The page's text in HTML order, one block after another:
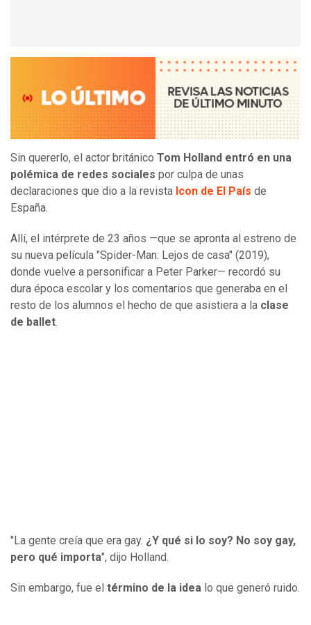
Sin quererlo, el actor británico Tom Holland entró en una
polémica de redes sociales por culpa de unas
declaraciones que dio a la revista Icon de El País de
España.
Allí, el intérprete de 23 años —que se apronta al estreno de
su nueva película "Spider-Man: Lejos de casa" (2019),
donde vuelve a personificar a Peter Parker— recordó su
dura época escolar y los comentarios que generaba en el
resto de los alumnos el hecho de que asistiera a la clase
de ballet.
"La gente creía que era gay. ¿Y qué si lo soy? No soy gay,
pero qué importa", dijo Holland.
Sin embargo, fue el término de la idea lo que generó ruido.